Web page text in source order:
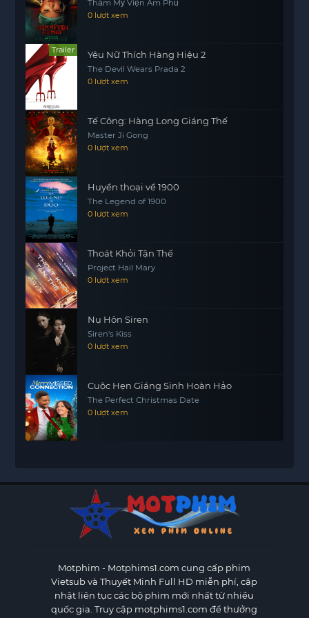
Thẩm Mỹ Viện Âm Phủ
0 lượt xem
Trailer Yêu Nữ Thích Hàng Hiệu 2
The Devil Wears Prada 2
0 lượt xem
Tế Công: Hàng Long Giáng Thế
Master Ji Gong
0 lượt xem
Huyền thoại về 1900
The Legend of 1900
0 lượt xem
Thoát Khỏi Tận Thế
Project Hail Mary
0 lượt xem
Nụ Hôn Siren
Siren's Kiss
0 lượt xem
Cuộc Hẹn Giáng Sinh Hoàn Hảo
The Perfect Christmas Date
0 lượt xem
Motphim - Motphims1.com cung cấp phim
Vietsub và Thuyết Minh Full HD miễn phí, cập
nhật liên tục các bộ phim mới nhất từ nhiều
quốc gia. Truy cập motphims1.com để thưởng